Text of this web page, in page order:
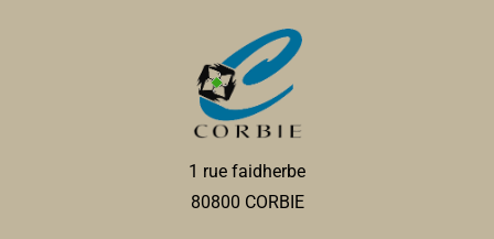
1 rue faidherbe
80800 CORBIE